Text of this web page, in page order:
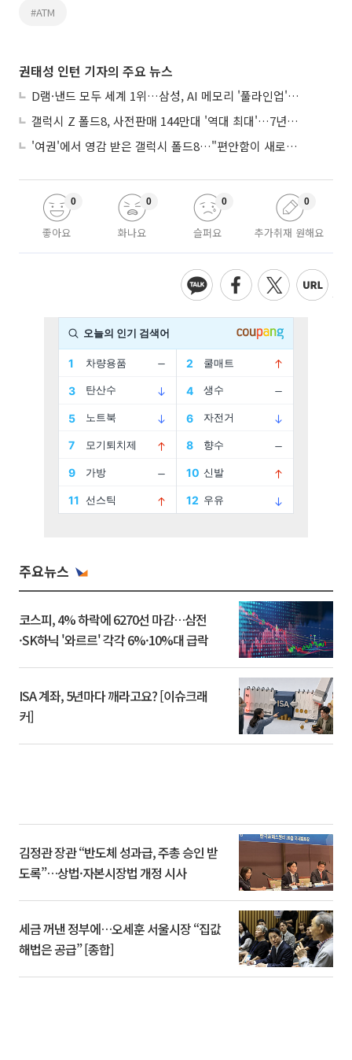
#ATM
권태성 인턴 기자의 주요 뉴스
D램·낸드 모두 세계 1위…삼성, AI 메모리 '풀라인업'으로 승부
갤럭시 Z 폴드8, 사전판매 144만대 '역대 최대'…7년만에 갤노트10 기록 넘어
'여권'에서 영감 받은 갤럭시 폴드8…"편안함이 새로운 디자인 경쟁력"
좋아요
0
화나요
0
슬퍼요
0
추가취재 원해요
0
주요뉴스
코스피, 4% 하락에 6270선 마감…삼전
·SK하닉 '와르르' 각각 6%·10%대 급락
ISA 계좌, 5년마다 깨라고요? [이슈크래
커]
김정관 장관 “반도체 성과급, 주총 승인 받
도록”…상법·자본시장법 개정 시사
세금 꺼낸 정부에…오세훈 서울시장 “집값
해법은 공급” [종합]